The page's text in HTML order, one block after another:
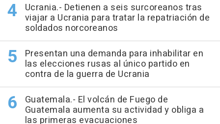
Ucrania.- Detienen a seis surcoreanos tras
viajar a Ucrania para tratar la repatriación de
soldados norcoreanos
Presentan una demanda para inhabilitar en
las elecciones rusas al único partido en
contra de la guerra de Ucrania
Guatemala.- El volcán de Fuego de
Guatemala aumenta su actividad y obliga a
las primeras evacuaciones